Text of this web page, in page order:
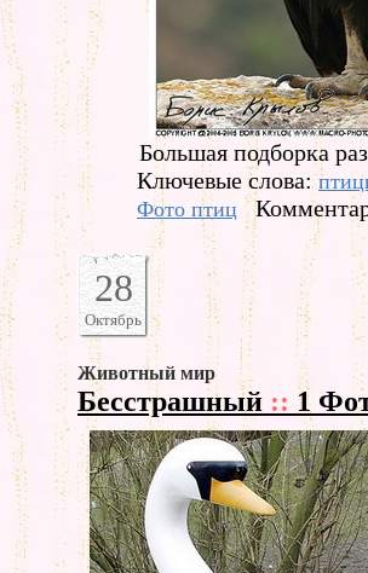
Большая подборка
Ключевые слова:
Фото птиц
28
Октябрь
Животный мир
Бесстрашный :: 1